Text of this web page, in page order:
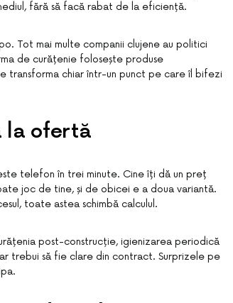
fără să facă rabat de la eficiență.
Tot mai multe companii clujene au politici
de curățenie folosește produse
transforma chiar într-un punct pe care îl bifezi
la ofertă
telefon în trei minute. Cine îți dă un preț
joc de tine, și de obicei e a doua variantă.
toate astea schimbă calculul.
post-construcție, igienizarea periodică
trebui să fie clare din contract. Surprizele pe